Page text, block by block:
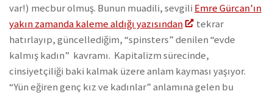
var!) mecbur olmuş. Bunun muadili, sevgili Emre Gürcan’ın
yakın zamanda kaleme aldığı yazısından
tekrar
hatırlayıp, güncellediğim, “spinsters” denilen “evde
kalmış kadın” kavramı. Kapitalizm sürecinde,
cinsiyetçiliği baki kalmak üzere anlam kayması yaşıyor.
“Yün eğiren genç kız ve kadınlar” anlamına gelen bu